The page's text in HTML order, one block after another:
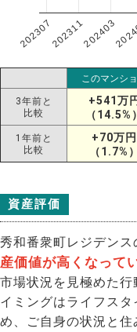
202307202311202403
このマンシ
3年前と
比較
+541万
（14.5%）
1年前と
比較
+70万円
（1.7%）
資産評価
秀和番衆町レジデンス
産価値が高くなって
市場状況を見極めた
イミングはライフス
め、ご自身の状況と